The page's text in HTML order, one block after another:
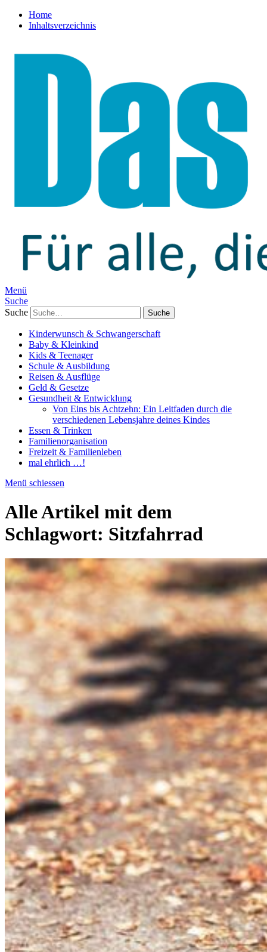
Home
Inhaltsverzeichnis
Menü
Suche
Suche
Kinderwunsch & Schwangerschaft
Baby & Kleinkind
Kids & Teenager
Schule & Ausbildung
Reisen & Ausflüge
Geld & Gesetze
Gesundheit & Entwicklung
Von Eins bis Achtzehn: Ein Leitfaden durch die
verschiedenen Lebensjahre deines Kindes
Essen & Trinken
Familienorganisation
Freizeit & Familienleben
mal ehrlich …!
Menü schiessen
Alle Artikel mit dem
Schlagwort: Sitzfahrrad